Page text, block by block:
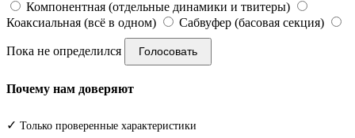
Компонентная (отдельные динамики и твитеры)
Коаксиальная (всё в одном)
Сабвуфер (басовая секция)
Пока не определился Голосовать
Почему нам доверяют
✓ Только проверенные характеристики